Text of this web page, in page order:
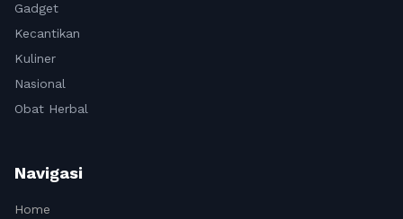
Gadget
Kecantikan
Kuliner
Nasional
Obat Herbal
Navigasi
Home